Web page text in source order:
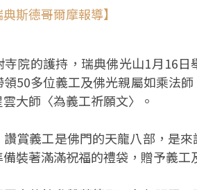
斯德哥爾摩報導】
院的護持，瑞典佛光山1月16
50多位義工及佛光親屬如乘法
大師〈為義工祈願文〉。
賞義工是佛門的天龍八部，是
裝著滿滿祝福的禮袋，贈予義工